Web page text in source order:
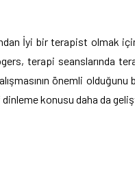
İyi bir terapist olmak
terapi seanslarında
önemli olduğunu
konusu daha da